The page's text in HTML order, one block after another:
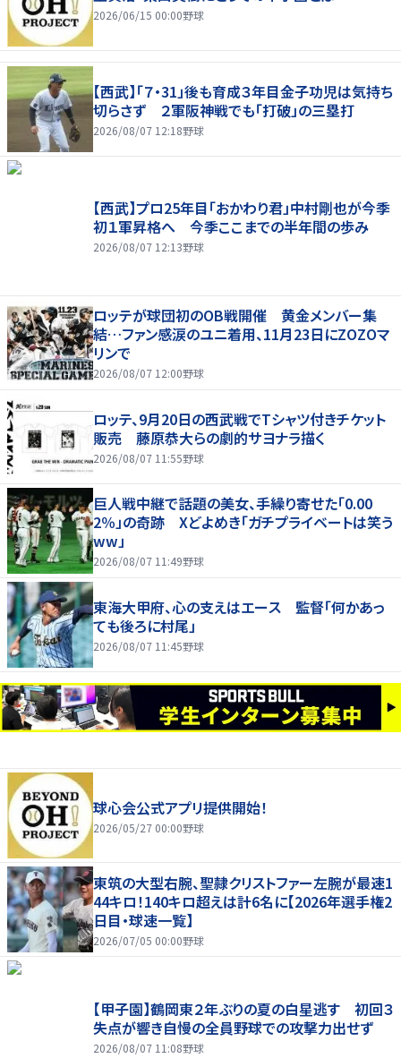
2026/06/15 00:00野球
【西武】「７・31」後も育成３年目金子功児は気持ち
切らさず ２軍阪神戦でも「打破」の三塁打
2026/08/07 12:18野球
【西武】プロ25年目「おかわり君」中村剛也が今季
初１軍昇格へ 今季ここまでの半年間の歩み
2026/08/07 12:13野球
ロッテが球団初のOB戦開催 黄金メンバー集
結…ファン感涙のユニ着用、11月23日にZOZOマ
リンで
2026/08/07 12:00野球
ロッテ、9月20日の西武戦でTシャツ付きチケット
販売 藤原恭大らの劇的サヨナラ描く
2026/08/07 11:55野球
巨人戦中継で話題の美女、手繰り寄せた「0.00
2％」の奇跡 Xどよめき「ガチプライベートは笑う
ww」
2026/08/07 11:49野球
東海大甲府、心の支えはエース 監督「何かあっ
ても後ろに村尾」
2026/08/07 11:45野球
球心会公式アプリ提供開始！
2026/05/27 00:00野球
東筑の大型右腕、聖隷クリストファー左腕が最速1
44キロ！140キロ超えは計6名に【2026年選手権2
日目・球速一覧】
2026/07/05 00:00野球
【甲子園】鶴岡東２年ぶりの夏の白星逃す 初回３
失点が響き自慢の全員野球での攻撃力出せず
2026/08/07 11:08野球